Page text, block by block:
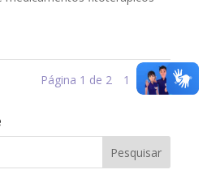
Página 1 de 2 1 2 »